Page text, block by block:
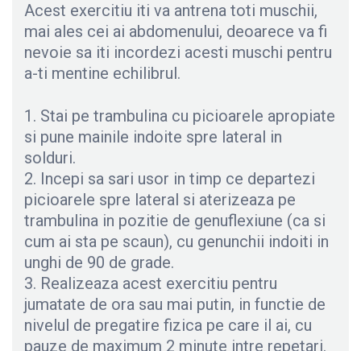
Acest exercitiu iti va antrena toti muschii,
mai ales cei ai abdomenului, deoarece va fi
nevoie sa iti incordezi acesti muschi pentru
a-ti mentine echilibrul.
1. Stai pe trambulina cu picioarele apropiate
si pune mainile indoite spre lateral in
solduri.
2. Incepi sa sari usor in timp ce departezi
picioarele spre lateral si aterizeaza pe
trambulina in pozitie de genuflexiune (ca si
cum ai sta pe scaun), cu genunchii indoiti in
unghi de 90 de grade.
3. Realizeaza acest exercitiu pentru
jumatate de ora sau mai putin, in functie de
nivelul de pregatire fizica pe care il ai, cu
pauze de maximum 2 minute intre repetari.